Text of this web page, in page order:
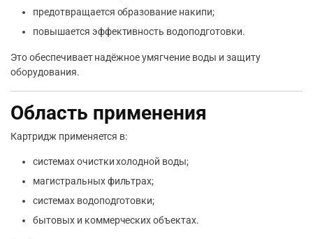
предотвращается образование накипи;
повышается эффективность водоподготовки.
Это обеспечивает надёжное умягчение воды и защиту
оборудования.
Область применения
Картридж применяется в:
системах очистки холодной воды;
магистральных фильтрах;
системах водоподготовки;
бытовых и коммерческих объектах.